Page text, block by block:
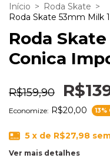
Início > Roda Skate >
Roda Skate 53mm Milk
Roda
Conica
R$159,90
Economize: R$20,00 13%
5 x de R$27,98
Ver mais detalhes